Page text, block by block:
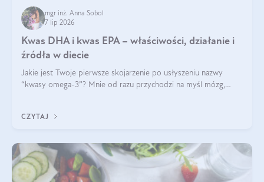
mgr inż. Anna Sobol
7 lip 2026
Kwas DHA i kwas EPA – właściwości, działanie i
źródła w diecie
Jakie jest Twoje pierwsze skojarzenie po usłyszeniu nazwy
“kwasy omega-3”? Mnie od razu przychodzi na myśl mózg,
EPA.
CZYTAJ